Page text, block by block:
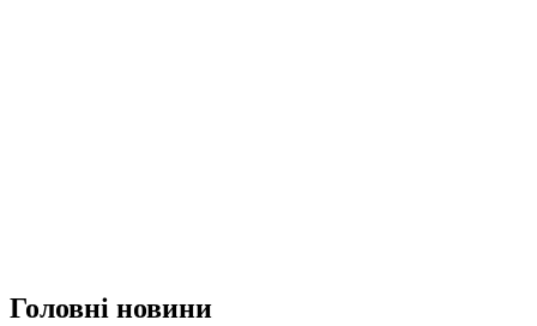
Головні новини